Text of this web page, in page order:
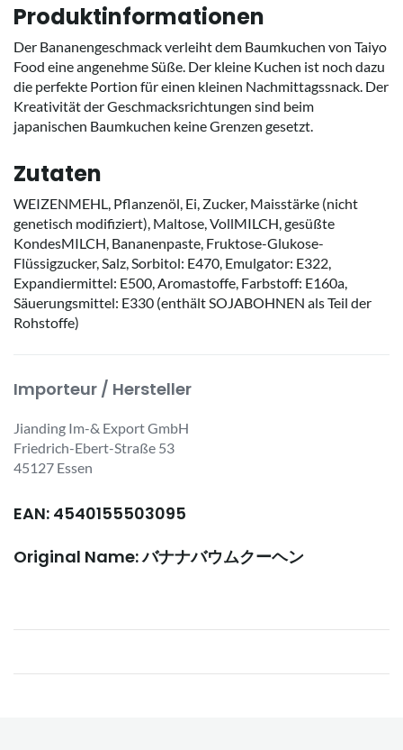
Produktinformationen
Der Bananengeschmack verleiht dem Baumkuchen von Taiyo
Food eine angenehme Süße. Der kleine Kuchen ist noch dazu
die perfekte Portion für einen kleinen Nachmittagssnack. Der
Kreativität der Geschmacksrichtungen sind beim
japanischen Baumkuchen keine Grenzen gesetzt.
Zutaten
WEIZENMEHL, Pflanzenöl, Ei, Zucker, Maisstärke (nicht
genetisch modifiziert), Maltose, VollMILCH, gesüßte
KondesMILCH, Bananenpaste, Fruktose-Glukose-
Flüssigzucker, Salz, Sorbitol: E470, Emulgator: E322,
Expandiermittel: E500, Aromastoffe, Farbstoff: E160a,
Säuerungsmittel: E330 (enthält SOJABOHNEN als Teil der
Rohstoffe)
Importeur / Hersteller
Jianding Im-& Export GmbH
Friedrich-Ebert-Straße 53
45127 Essen
EAN: 4540155503095
Original Name: バナナバウムクーヘン